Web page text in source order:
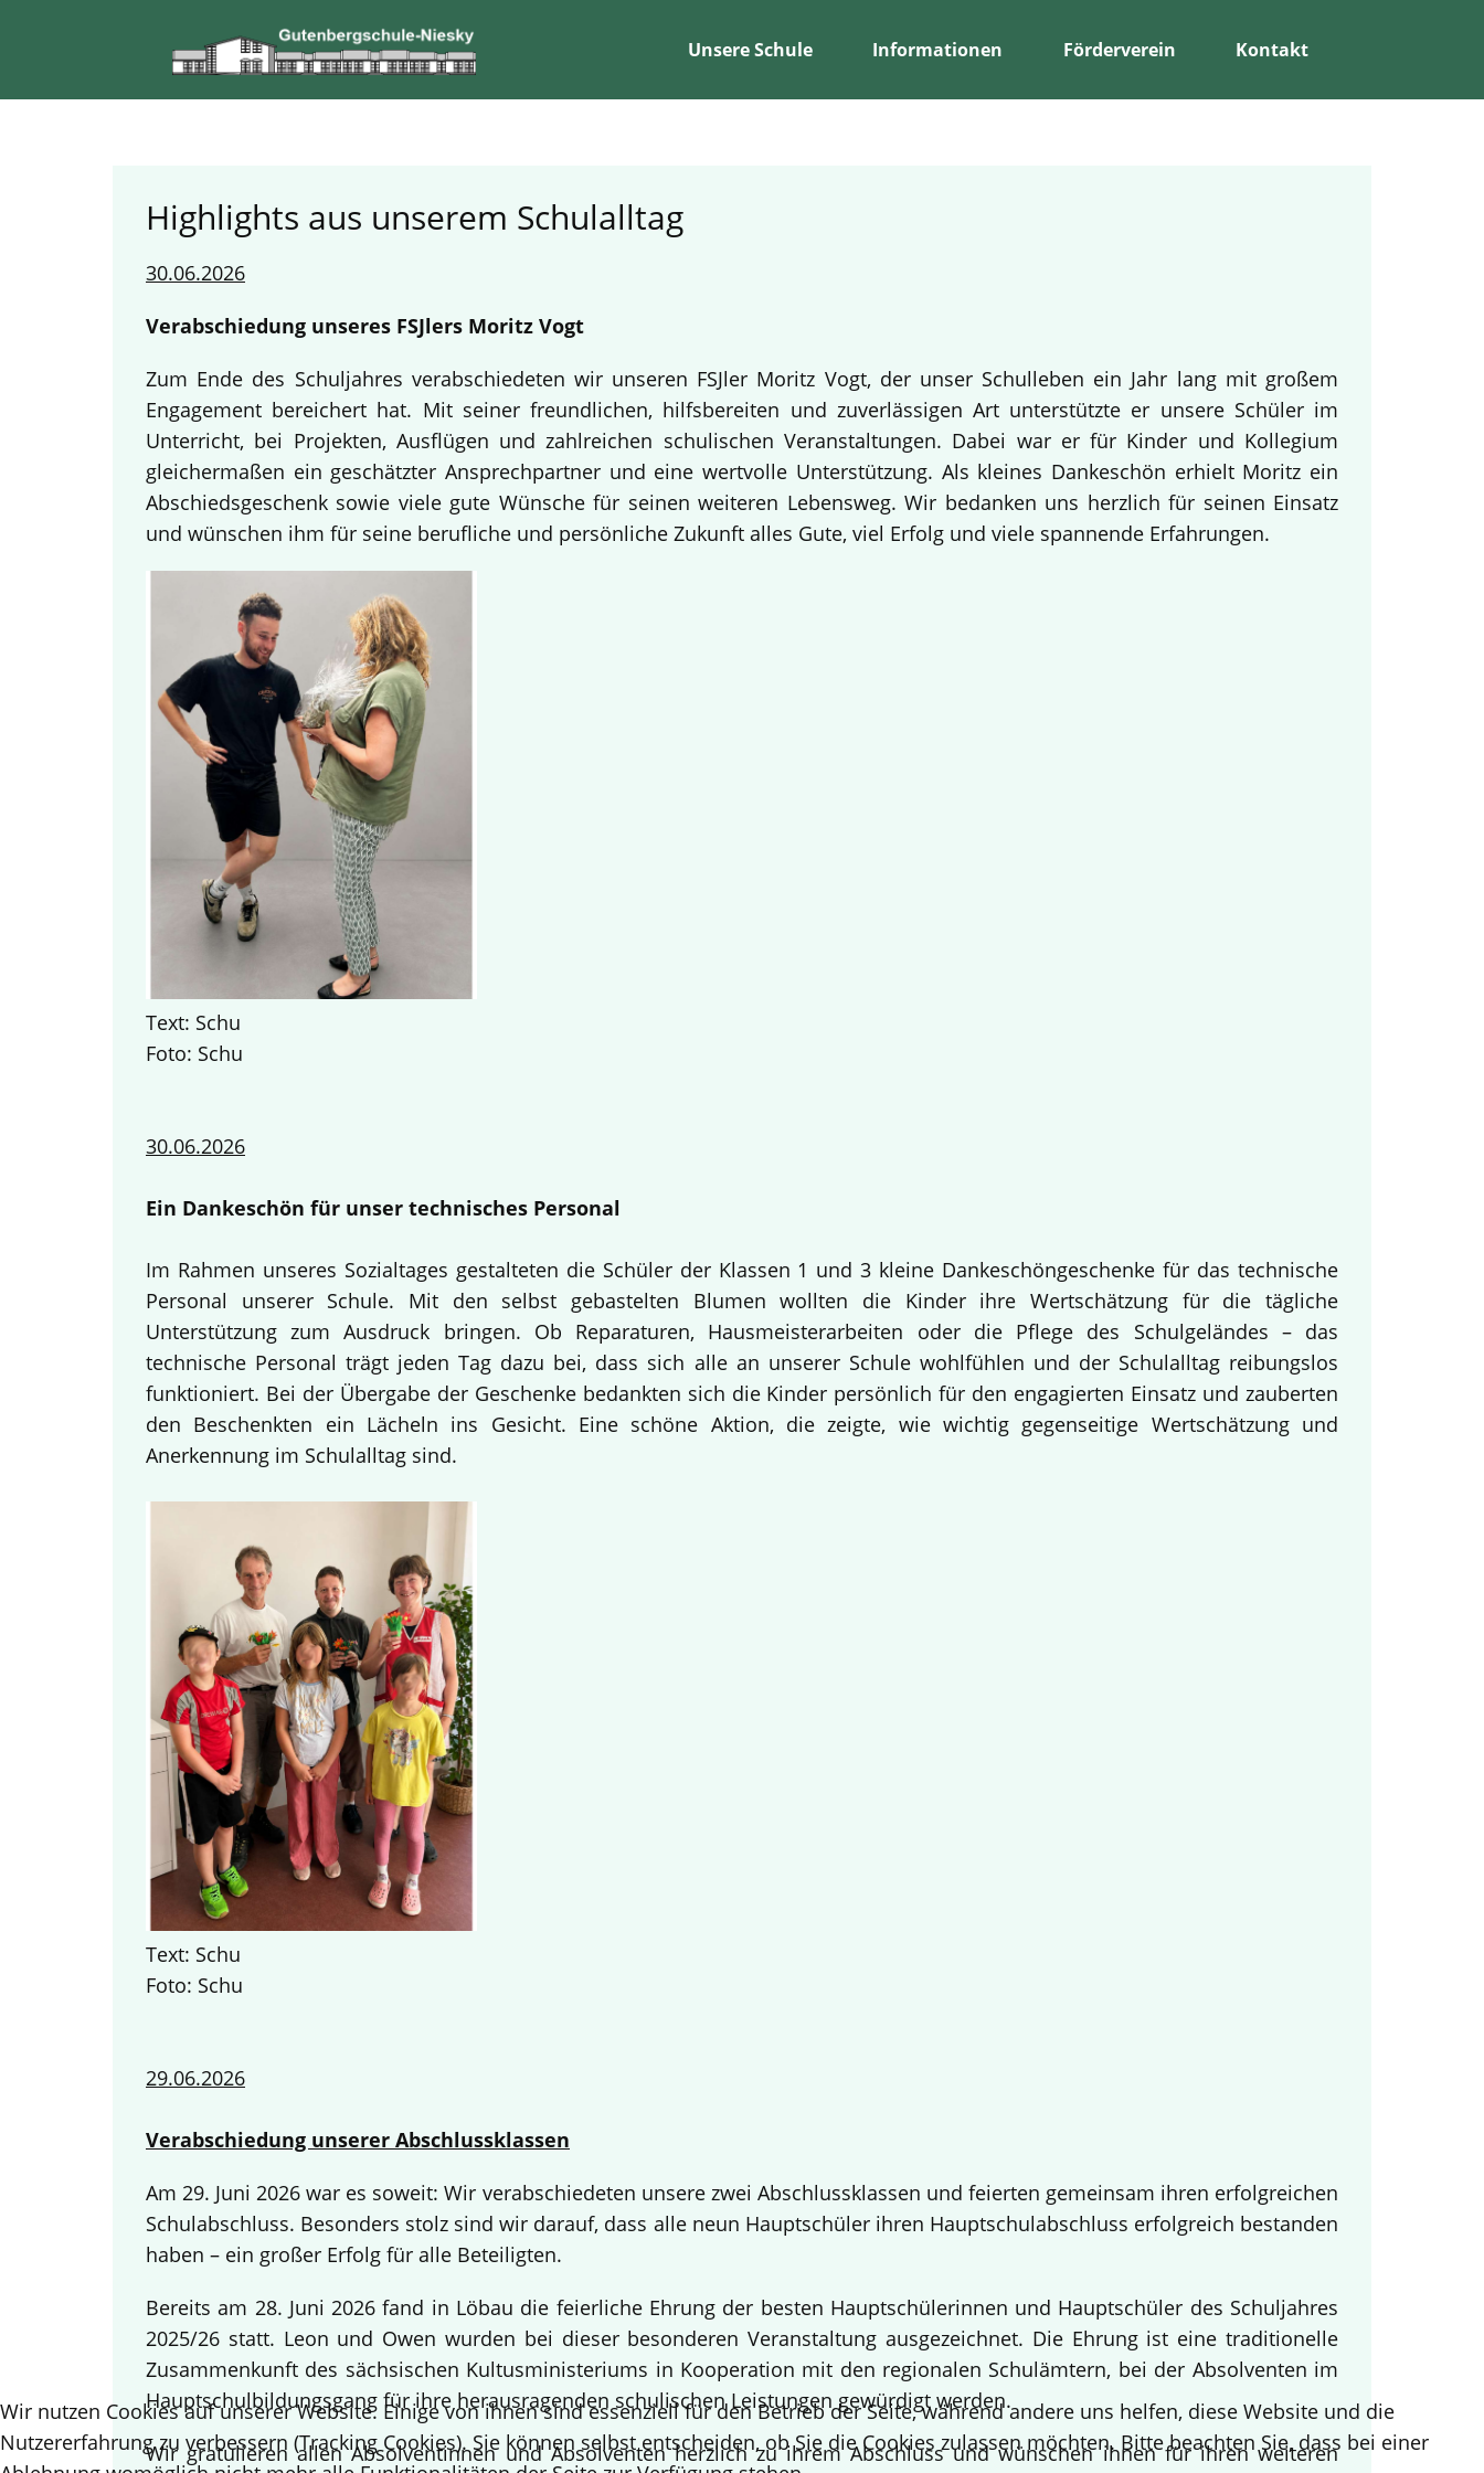
Unsere Schule Informationen Förderverein Kontakt
Highlights aus unserem Schulalltag
30.06.2026
Verabschiedung unseres FSJlers Moritz Vogt
Zum Ende des Schuljahres verabschiedeten wir unseren FSJler Moritz Vogt, der unser Schulleben ein Jahr lang mit großem
Engagement bereichert hat. Mit seiner freundlichen, hilfsbereiten und zuverlässigen Art unterstützte er unsere Schüler im
Unterricht, bei Projekten, Ausflügen und zahlreichen schulischen Veranstaltungen. Dabei war er für Kinder und Kollegium
gleichermaßen ein geschätzter Ansprechpartner und eine wertvolle Unterstützung. Als kleines Dankeschön erhielt Moritz ein
Abschiedsgeschenk sowie viele gute Wünsche für seinen weiteren Lebensweg. Wir bedanken uns herzlich für seinen Einsatz
und wünschen ihm für seine berufliche und persönliche Zukunft alles Gute, viel Erfolg und viele spannende Erfahrungen.
Text: Schu
Foto: Schu
30.06.2026
Ein Dankeschön für unser technisches Personal
Im Rahmen unseres Sozialtages gestalteten die Schüler der Klassen 1 und 3 kleine Dankeschöngeschenke für das technische
Personal unserer Schule. Mit den selbst gebastelten Blumen wollten die Kinder ihre Wertschätzung für die tägliche
Unterstützung zum Ausdruck bringen. Ob Reparaturen, Hausmeisterarbeiten oder die Pflege des Schulgeländes – das
technische Personal trägt jeden Tag dazu bei, dass sich alle an unserer Schule wohlfühlen und der Schulalltag reibungslos
funktioniert. Bei der Übergabe der Geschenke bedankten sich die Kinder persönlich für den engagierten Einsatz und zauberten
den Beschenkten ein Lächeln ins Gesicht. Eine schöne Aktion, die zeigte, wie wichtig gegenseitige Wertschätzung und
Anerkennung im Schulalltag sind.
Text: Schu
Foto: Schu
29.06.2026
Verabschiedung unserer Abschlussklassen
Am 29. Juni 2026 war es soweit: Wir verabschiedeten unsere zwei Abschlussklassen und feierten gemeinsam ihren erfolgreichen
Schulabschluss. Besonders stolz sind wir darauf, dass alle neun Hauptschüler ihren Hauptschulabschluss erfolgreich bestanden
haben – ein großer Erfolg für alle Beteiligten.
Bereits am 28. Juni 2026 fand in Löbau die feierliche Ehrung der besten Hauptschülerinnen und Hauptschüler des Schuljahres
2025/26 statt. Leon und Owen wurden bei dieser besonderen Veranstaltung ausgezeichnet. Die Ehrung ist eine traditionelle
Zusammenkunft des sächsischen Kultusministeriums in Kooperation mit den regionalen Schulämtern, bei der Absolventen im
Hauptschulbildungsgang für ihre herausragenden schulischen Leistungen gewürdigt werden.
Wir gratulieren allen Absolventinnen und Absolventen herzlich zu ihrem Abschluss und wünschen ihnen für ihren weiteren
Wir nutzen Cookies auf unserer Website. Einige von ihnen sind essenziell für den Betrieb der Seite, während andere uns helfen, diese Website und die
Nutzererfahrung zu verbessern (Tracking Cookies). Sie können selbst entscheiden, ob Sie die Cookies zulassen möchten. Bitte beachten Sie, dass bei einer